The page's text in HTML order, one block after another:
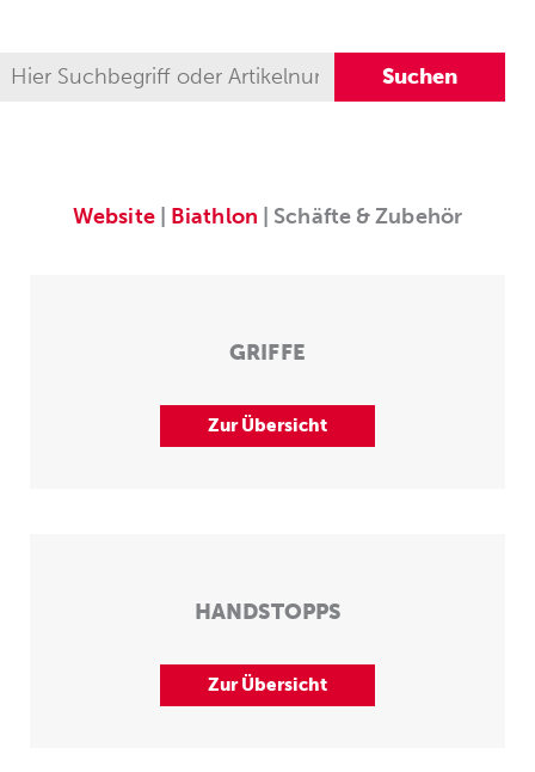
Website| Biathlon | Schäfte & Zubehör
GRIFFE
Zur Übersicht
HANDSTOPPS
Zur Übersicht